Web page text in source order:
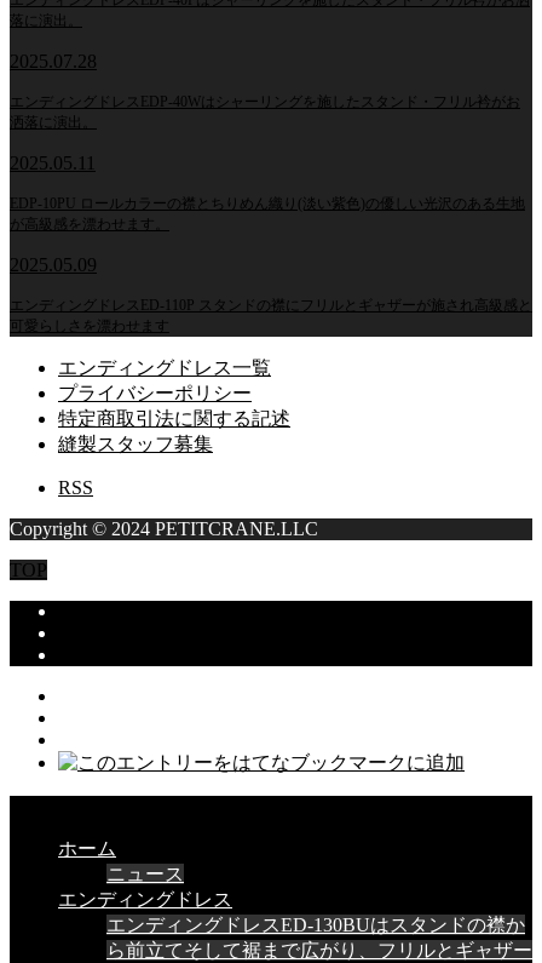
落に演出。
2025.07.28
エンディングドレスEDP-40Wはシャーリングを施したスタンド・フリル衿がお
洒落に演出。
2025.05.11
EDP-10PU ロールカラーの襟とちりめん織り(淡い紫色)の優しい光沢のある生地
が高級感を漂わせます。
2025.05.09
エンディングドレスED-110P スタンドの襟にフリルとギャザーが施され高級感と
可愛らしさを漂わせます
エンディングドレス一覧
プライバシーポリシー
特定商取引法に関する記述
縫製スタッフ募集
RSS
Copyright © 2024 PETITCRANE.LLC
TOP
ホーム
ニュース
エンディングドレス
エンディングドレスED-130BUはスタンドの襟か
ら前立てそして裾まで広がり、フリルとギャザー